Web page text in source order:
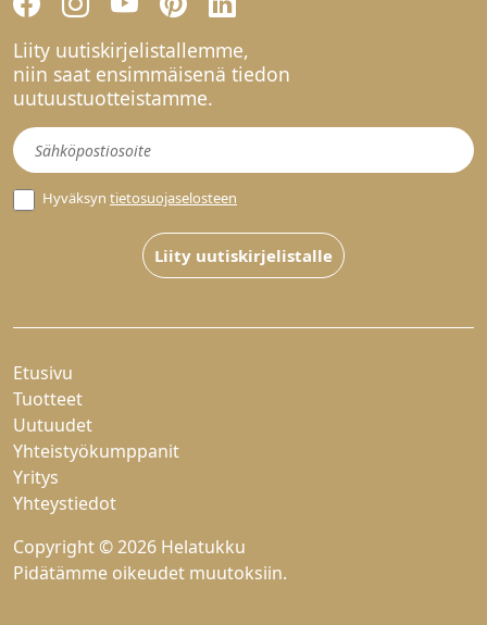
Liity uutiskirjelistallemme,
niin saat ensimmäisenä tiedon
uutuustuotteistamme.
Uutiskirje
Hyväksyn tietosuojaselosteen
Liity uutiskirjelistalle
Etusivu
Tuotteet
Uutuudet
Yhteistyökumppanit
Yritys
Yhteystiedot
Copyright © 2026 Helatukku
Pidätämme oikeudet muutoksiin.